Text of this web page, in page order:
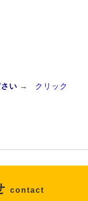
い → クリック
contact